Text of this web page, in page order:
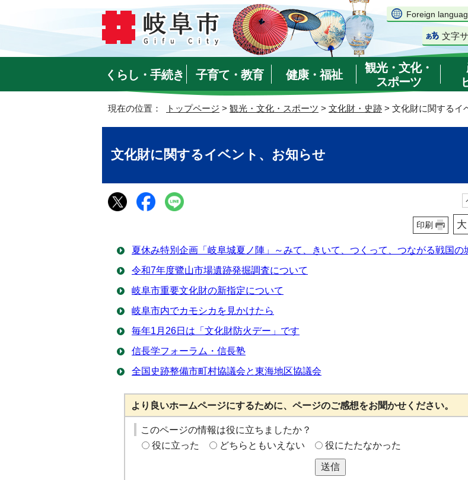
Foreign
文字
くらし・手続き 子育て・教育 健康・福祉
観光・文化・
スポーツ
現在の位置： トップページ > 観光・文化・スポーツ > 文化財・史跡 > 文化財に関するイ
文化財に関するイベント、お知らせ
印刷
夏休み特別企画「岐阜城夏ノ陣」～みて、きいて、つくって、つながる戦国の
令和7年度鷺山市場遺跡発掘調査について
岐阜市重要文化財の新指定について
岐阜市内でカモシカを見かけたら
毎年1月26日は「文化財防火デー」です
信長学フォーラム・信長塾
全国史跡整備市町村協議会と東海地区協議会
より良いホームページにするために、ページのご感想をお聞かせください。
このページの情報は役に立ちましたか？
役に立った
どちらともいえない 役にたたなかった
送信